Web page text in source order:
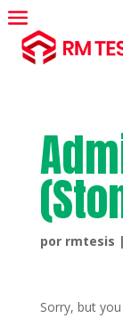
por rmtesis |
Sorry, but